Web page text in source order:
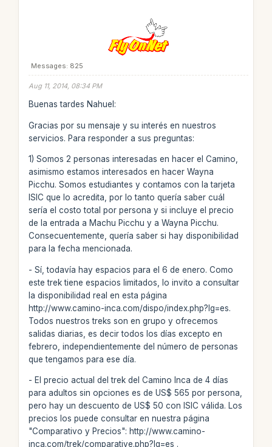
Messages: 825
Aug 11, 2014, 08:34 PM
Buenas tardes Nahuel:
Gracias por su mensaje y su interés en nuestros
servicios. Para responder a sus preguntas:
1) Somos 2 personas interesadas en hacer el Camino,
asimismo estamos interesados en hacer Wayna
Picchu. Somos estudiantes y contamos con la tarjeta
ISIC que lo acredita, por lo tanto quería saber cuál
sería el costo total por persona y si incluye el precio
de la entrada a Machu Picchu y a Wayna Picchu.
Consecuentemente, quería saber si hay disponibilidad
para la fecha mencionada.
- Sí, todavía hay espacios para el 6 de enero. Como
este trek tiene espacios limitados, lo invito a consultar
la disponibilidad real en esta página
http://www.camino-inca.com/dispo/index.php?lg=es.
Todos nuestros treks son en grupo y ofrecemos
salidas diarias, es decir todos los días excepto en
febrero, independientemente del número de personas
que tengamos para ese día.
- El precio actual del trek del Camino Inca de 4 días
para adultos sin opciones es de US$ 565 por persona,
pero hay un descuento de US$ 50 con ISIC válida. Los
precios los puede consultar en nuestra página
"Comparativo y Precios": http://www.camino-
inca.com/trek/comparative.php?lg=es .